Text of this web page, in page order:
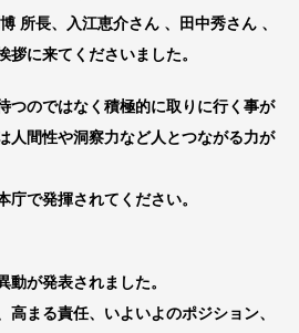
所長、入江恵介さん 、田中秀さん 、
に来てくださいました。
つのではなく積極的に取りに行く事が
人間性や洞察力など人とつながる力が
で発揮されてください。
動が発表されました。
高まる責任、いよいよのポジション、